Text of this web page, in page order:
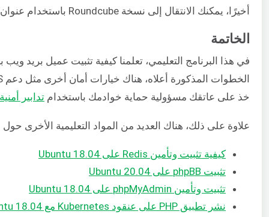
أخيرًا، يمكنك الانتقال إلى نسخة Roundcube باستخدام عنوان IP الخاص بخادمك والتحقق من بريدك الإلكتروني.
الخاتمة
خذ على عاتقك مسؤولية حماية خوادمك باستخدام تدابير
علاوة على ذلك، هناك العديد من المواد التعليمية الأخرى حول Redis و PHP والتي يمكنك الوصول إليها من
كيفية تثبيت وتأمين Redis على Ubuntu 18.04
تثبيت phpBB على Ubuntu 20.04
تثبيت وتأمين phpMyAdmin على Ubuntu 18.04
نشر تطبيق PHP على عنقود Kubernetes مع Ubuntu 18.04